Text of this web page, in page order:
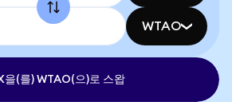
WTAO
을(를) WTAO(으)로 스왑